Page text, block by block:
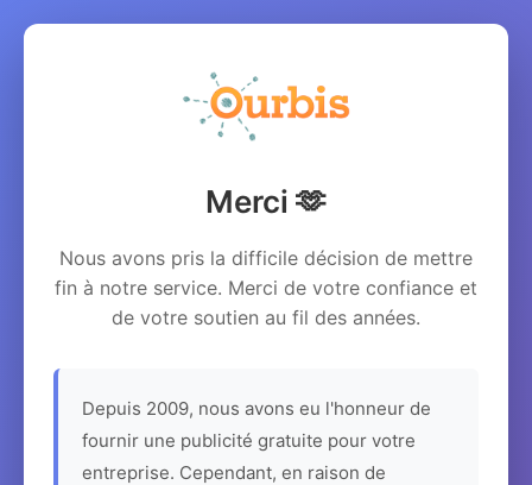
Merci 🫶
Nous avons pris la difficile décision de mettre
fin à notre service. Merci de votre confiance et
de votre soutien au fil des années.
Depuis 2009, nous avons eu l'honneur de
fournir une publicité gratuite pour votre
entreprise. Cependant, en raison de